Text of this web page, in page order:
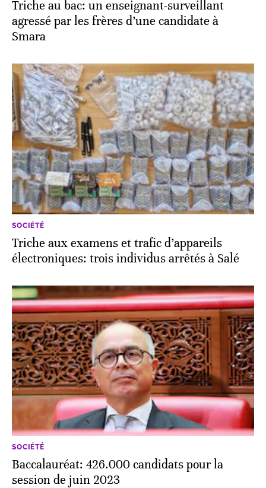
Triche au bac: un enseignant-surveillant
agressé par les frères d’une candidate à
Smara
SOCIÉTÉ
Triche aux examens et trafic d’appareils
électroniques: trois individus arrêtés à Salé
SOCIÉTÉ
Baccalauréat: 426.000 candidats pour la
session de juin 2023